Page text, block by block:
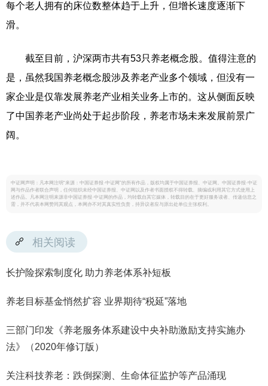
每个老人拥有的床位数整体趋于上升，但增长速度逐渐下
滑。
截至目前，沪深两市共有53只养老概念股。值得注意的
是，虽然我国养老概念股涉及养老产业多个领域，但没有一
家企业是仅靠发展养老产业相关业务上市的。这从侧面反映
了中国养老产业尚处于起步阶段，养老市场未来发展前景广
阔。
中证网声明：凡本网注明“来源：中国证券报·中证网”的所有作品，版权均属于中国证券报、中证网。中国证券报·中证
网与作品作者联合声明，任何组织未经中国证券报、中证网以及作者书面授权不得转载、摘编或利用其它方式使用上
述作品。凡本网注明来源非中国证券报·中证网的作品，均转载自其它媒体，转载目的在于更好服务读者、传递信息之
需，并不代表本网赞同其观点，本网亦不对其真实性负责，持异议者应与原出处单位主张权利。
相关阅读
长护险探索制度化 助力养老体系补短板
养老目标基金悄然扩容 业界期待“税延”落地
三部门印发《养老服务体系建设中央补助激励支持实施办
法》（2020年修订版）
关注科技养老：跌倒探测、生命体征监护等产品涌现